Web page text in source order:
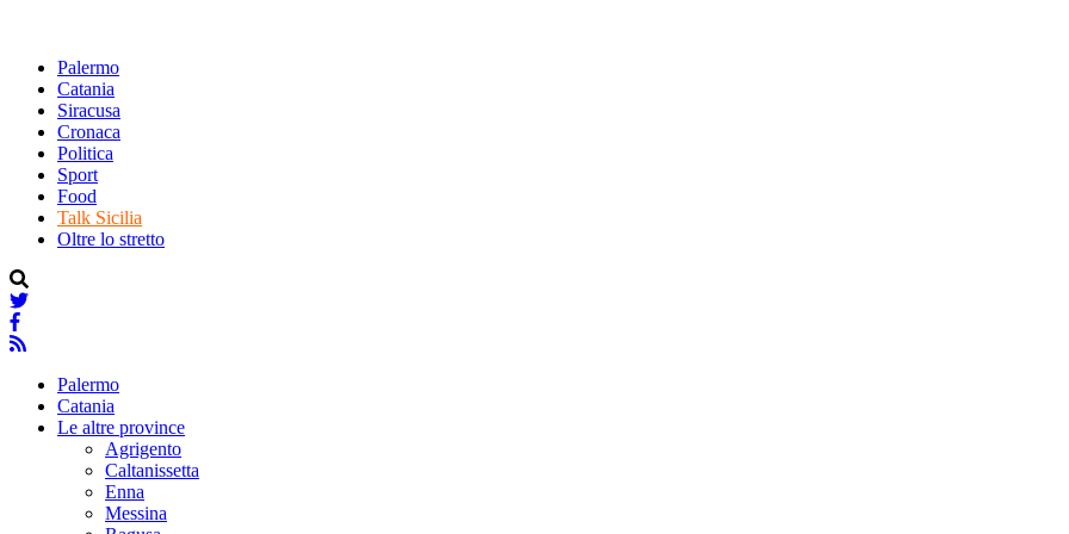
Palermo
Catania
Siracusa
Cronaca
Politica
Sport
Food
Talk Sicilia
Oltre lo stretto
Palermo
Catania
Le altre province
Agrigento
Caltanissetta
Enna
Messina